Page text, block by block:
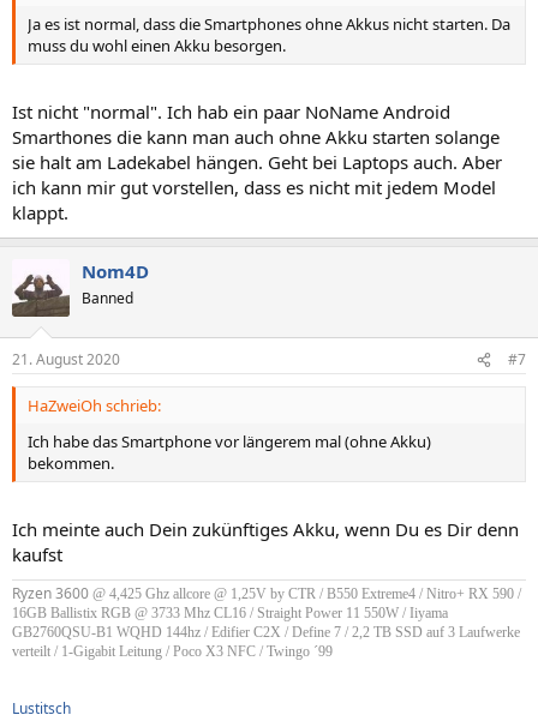
Ja es ist normal, dass die Smartphones ohne Akkus nicht starten. Da
muss du wohl einen Akku besorgen.
Ist nicht "normal". Ich hab ein paar NoName Android
Smarthones die kann man auch ohne Akku starten solange
sie halt am Ladekabel hängen. Geht bei Laptops auch. Aber
ich kann mir gut vorstellen, dass es nicht mit jedem Model
klappt.
Nom4D
Banned
21. August 2020 #7
HaZweiOh schrieb:
Ich habe das Smartphone vor längerem mal (ohne Akku)
bekommen.
Ich meinte auch Dein zukünftiges Akku, wenn Du es Dir denn
kaufst
Ryzen 3600 @ 4,425 Ghz allcore @ 1,25V by CTR / B550 Extreme4 / Nitro+ RX 590 /
16GB Ballistix RGB @ 3733 Mhz CL16 / Straight Power 11 550W / Iiyama
GB2760QSU-B1 WQHD 144hz / Edifier C2X / Define 7 / 2,2 TB SSD auf 3 Laufwerke
verteilt / 1-Gigabit Leitung / Poco X3 NFC / Twingo ´99
Lustitsch